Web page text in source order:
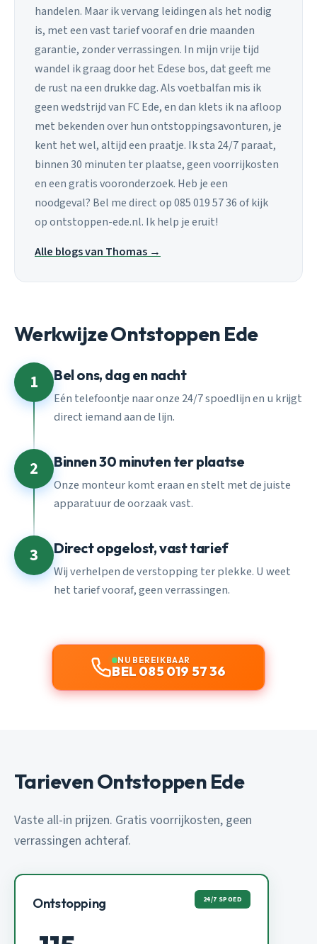
handelen. Maar ik vervang leidingen als het nodig
is, met een vast tarief vooraf en drie maanden
garantie, zonder verrassingen. In mijn vrije tijd
wandel ik graag door het Edese bos, dat geeft me
de rust na een drukke dag. Als voetbalfan mis ik
geen wedstrijd van FC Ede, en dan klets ik na afloop
met bekenden over hun ontstoppingsavonturen, je
kent het wel, altijd een praatje. Ik sta 24/7 paraat,
binnen 30 minuten ter plaatse, geen voorrijkosten
en een gratis vooronderzoek. Heb je een
noodgeval? Bel me direct op 085 019 57 36 of kijk
op ontstoppen-ede.nl. Ik help je eruit!
Alle blogs van Thomas →
Werkwijze Ontstoppen Ede
1 Bel ons, dag en nacht
Eén telefoontje naar onze 24/7 spoedlijn en u krijgt
direct iemand aan de lijn.
2 Binnen 30 minuten ter plaatse
Onze monteur komt eraan en stelt met de juiste
apparatuur de oorzaak vast.
3 Direct opgelost, vast tarief
Wij verhelpen de verstopping ter plekke. U weet
het tarief vooraf, geen verrassingen.
NU BEREIKBAAR
BEL 085 019 57 36
Tarieven Ontstoppen Ede
Vaste all-in prijzen. Gratis voorrijkosten, geen
verrassingen achteraf.
Ontstopping 24/7 SPOED